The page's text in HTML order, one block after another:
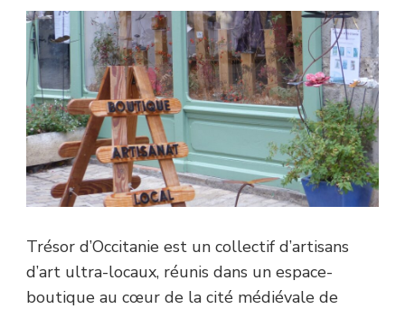
Trésor d’Occitanie est un collectif d’artisans
d’art ultra-locaux, réunis dans un espace-
boutique au cœur de la cité médiévale de